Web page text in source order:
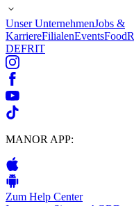
Unser UnternehmenJobs &
KarriereFilialenEventsFood
DEFRIT
MANOR APP:
Zum Help Center